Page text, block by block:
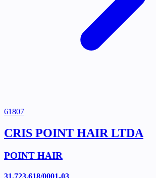
61807
CRIS POINT HAIR LTDA
POINT HAIR
31.723.618/0001-03